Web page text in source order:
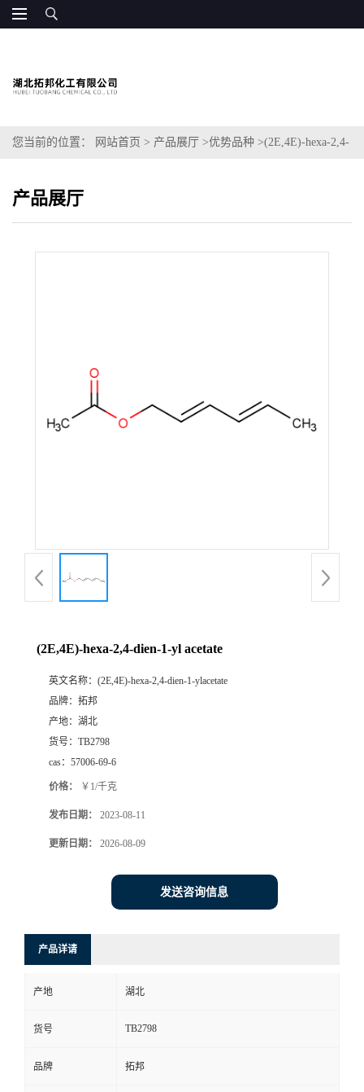
您当前的位置： 网站首页 > 产品展厅 >优势品种 >(2E,4E)-hexa-2,4-
产品展厅
(2E,4E)-hexa-2,4-dien-1-yl acetate
英文名称： (2E,4E)-hexa-2,4-dien-1-ylacetate
品牌： 拓邦
产地： 湖北
货号： TB2798
cas： 57006-69-6
价格： ￥1/千克
发布日期： 2023-08-11
更新日期： 2026-08-09
发送咨询信息
产品详请
产地 湖北
货号 TB2798
品牌 拓邦